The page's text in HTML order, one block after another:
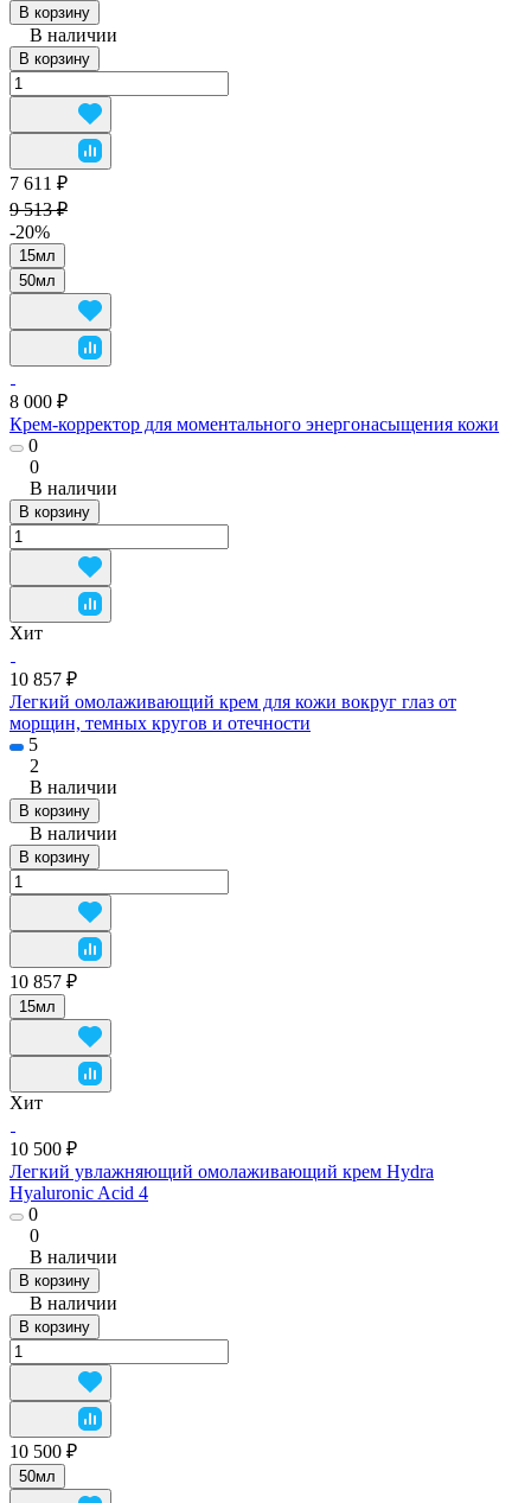
В корзину
В наличии
В корзину
7 611 ₽
9 513 ₽
-20%
15мл
50мл
8 000 ₽
Крем-корректор для моментального энергонасыщения кожи
0
0
В наличии
В корзину
Хит
10 857 ₽
Легкий омолаживающий крем для кожи вокруг глаз от
морщин, темных кругов и отечности
5
2
В наличии
В корзину
В наличии
В корзину
10 857 ₽
15мл
Хит
10 500 ₽
Легкий увлажняющий омолаживающий крем Hydra
Hyaluronic Acid 4
0
0
В наличии
В корзину
В наличии
В корзину
10 500 ₽
50мл